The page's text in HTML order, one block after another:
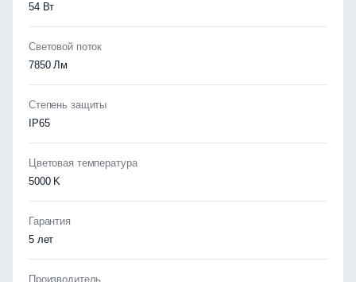
54 Вт
Световой поток
7850 Лм
Степень защиты
IP65
Цветовая температура
5000 K
Гарантия
5 лет
Производитель